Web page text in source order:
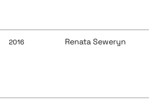
2016 Renata Seweryn